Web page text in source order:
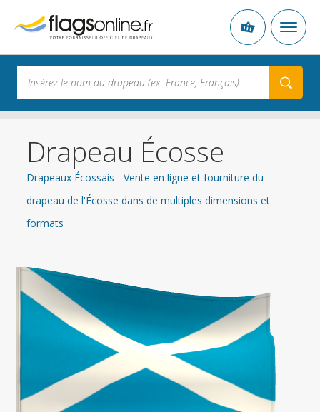
Drapeau Écosse
Drapeaux Écossais - Vente en ligne et fourniture du
drapeau de l'Écosse dans de multiples dimensions et
formats